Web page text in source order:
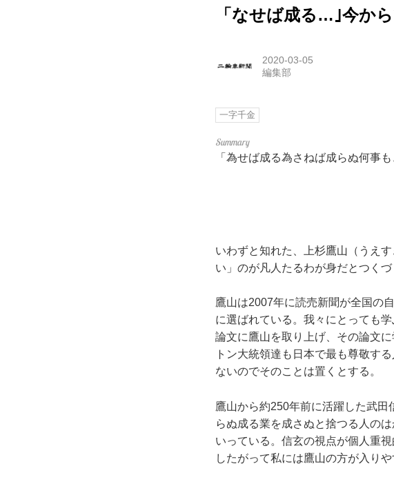
「なせば成る…｣今か
2020-03-05
編集部
一字千金
「為せば成る為さねば成らぬ何事
いわずと知れた、上杉鷹山（うえ
い」のが凡人たるわが身だとつくづ
鷹山は2007年に読売新聞が全国の
に選ばれている。我々にとっても
論文に鷹山を取り上げ、その論文
トン大統領達も日本で最も尊敬す
ないのでそのことは置くとする。
鷹山から約250年前に活躍した武
らぬ成る業を成さぬと捨つる人の
いっている。信玄の視点が個人重
したがって私には鷹山の方が入りや